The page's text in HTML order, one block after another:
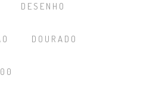
DESENHO
DOURADO